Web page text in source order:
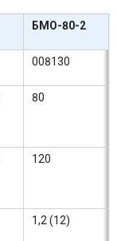
БМО-80-2
008130
80
120
1,2 (12)